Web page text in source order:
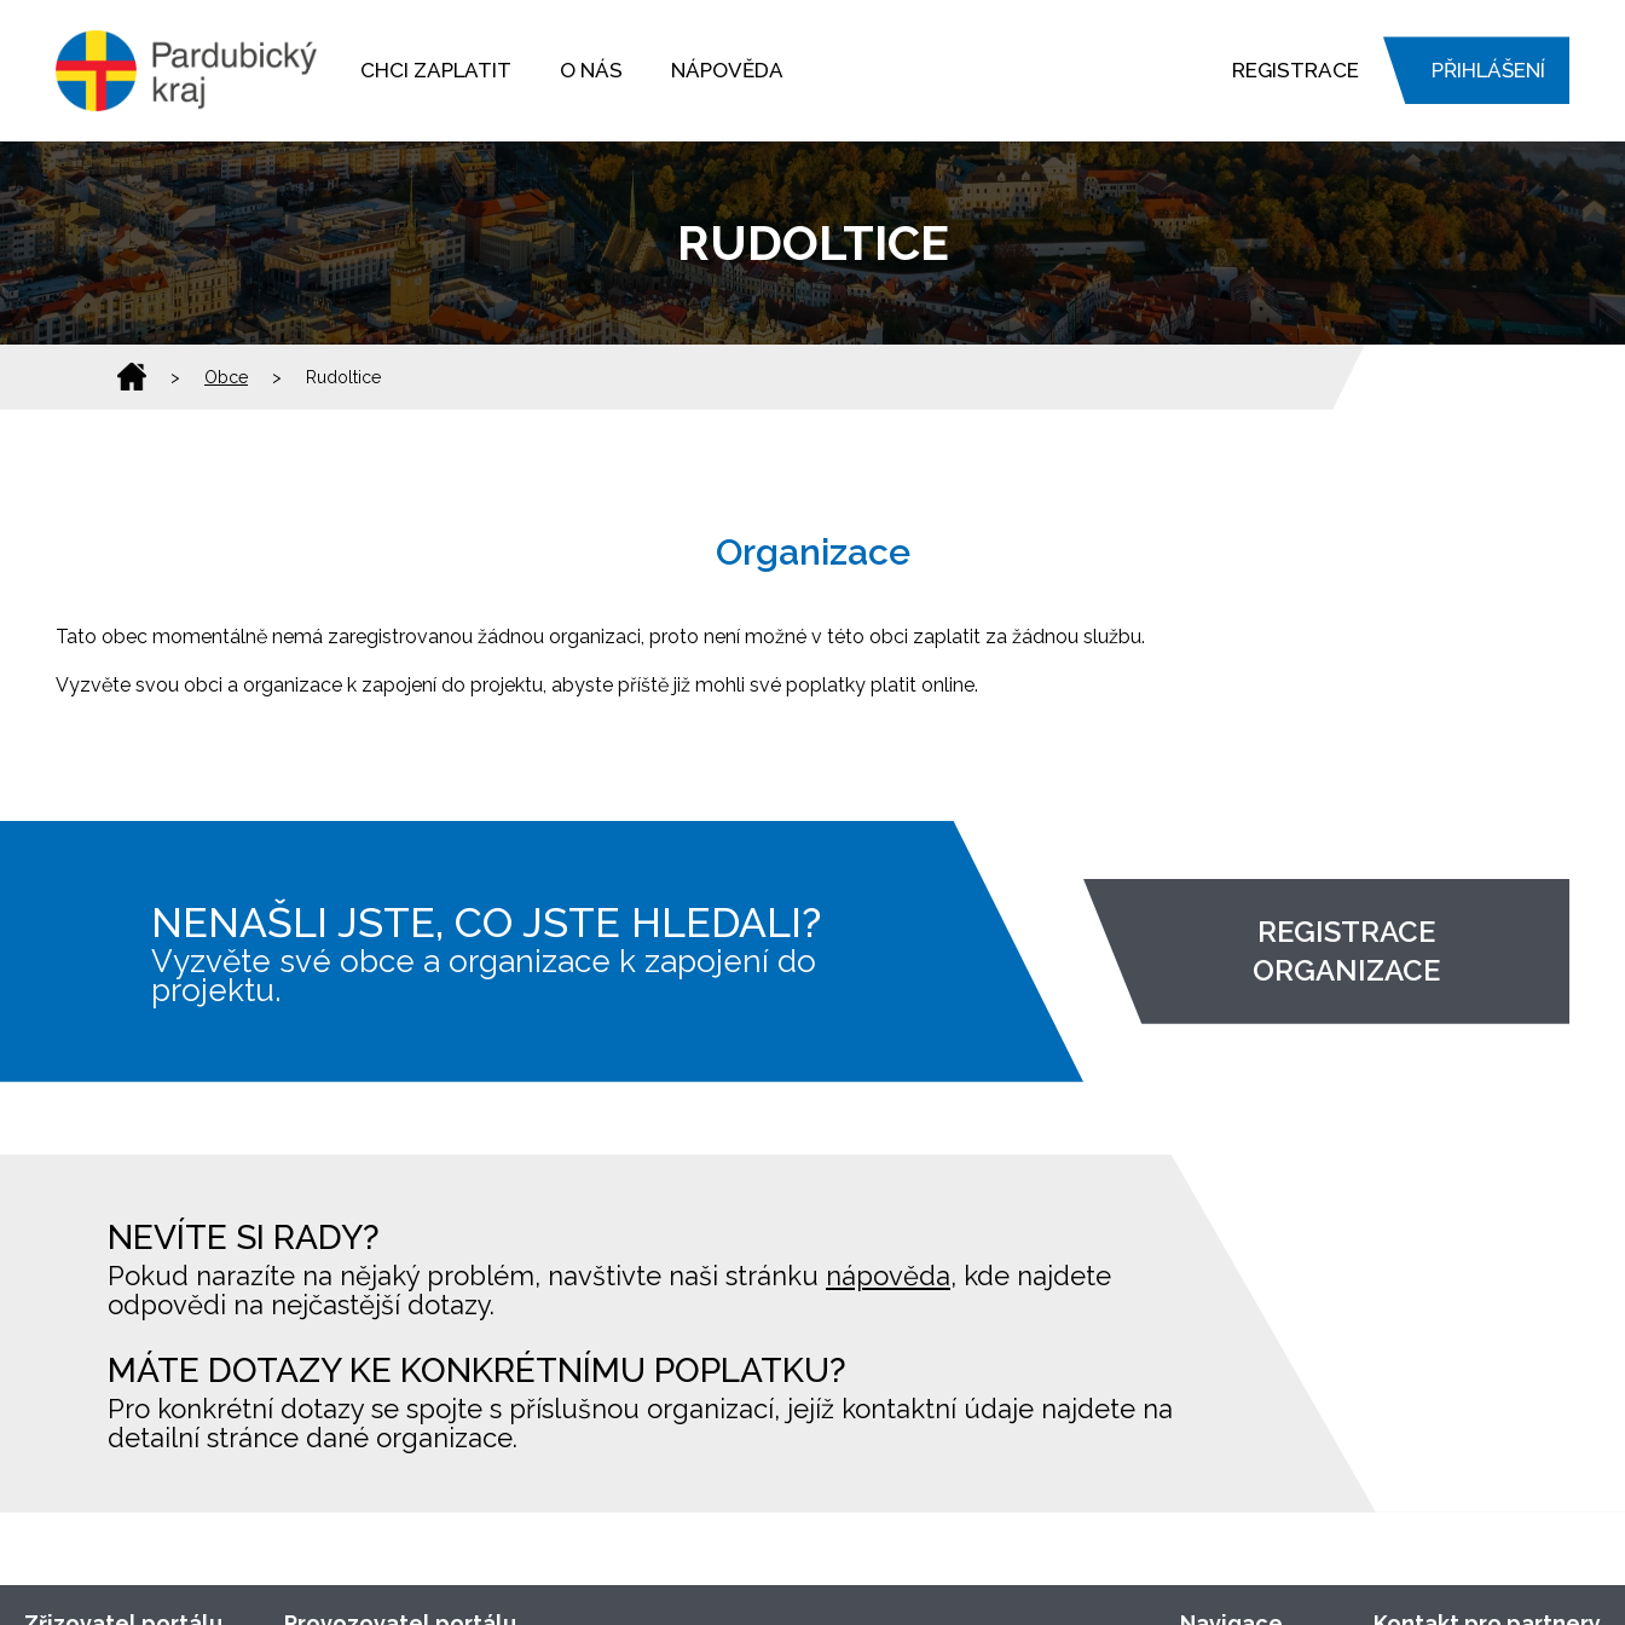
CHCI ZAPLATIT O NÁS NÁPOVĚDA REGISTRACE PŘIHLÁŠENÍ
RUDOLTICE
> Obce > Rudoltice
Organizace
Tato obec momentálně nemá zaregistrovanou žádnou organizaci, proto není možné v této obci zaplatit za žádnou službu.
Vyzvěte svou obci a organizace k zapojení do projektu, abyste příště již mohli své poplatky platit online.
NENAŠLI JSTE, CO JSTE HLEDALI?
Vyzvěte své obce a organizace k zapojení do
projektu.
REGISTRACE
ORGANIZACE
NEVÍTE SI RADY?
Pokud narazíte na nějaký problém, navštivte naši stránku nápověda, kde najdete
odpovědi na nejčastější dotazy.
MÁTE DOTAZY KE KONKRÉTNÍMU POPLATKU?
Pro konkrétní dotazy se spojte s příslušnou organizací, jejíž kontaktní údaje najdete na
detailní stránce dané organizace.